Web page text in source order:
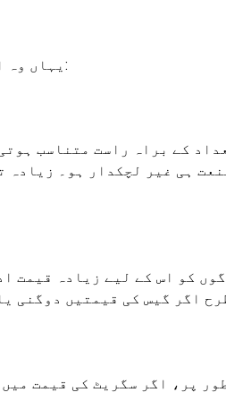
یہاں وہ اہم عوامل ہیں جو کسی بھی سامان کی قیمت کی مانگ کی لچک کو متاثر کرتے ہیں:
کے براہ راست متناسب
ہی غیر لچکدار ہو۔
کو اس کے لیے زیادہ قیمت
اگر گیس کی قیمتیں